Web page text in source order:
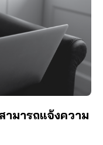
มารถแจ้งความ